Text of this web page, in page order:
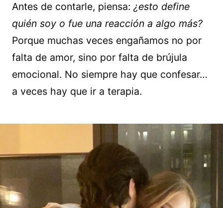
Antes de contarle, piensa: ¿esto define
quién soy o fue una reacción a algo más?
Porque muchas veces engañamos no por
falta de amor, sino por falta de brújula
emocional. No siempre hay que confesar…
a veces hay que ir a terapia.